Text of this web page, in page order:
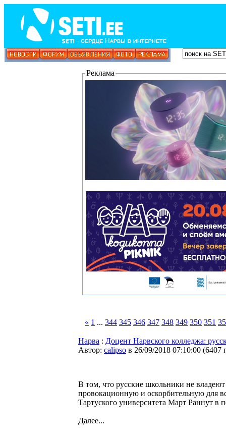
Реклама
« 1 ... 344 345 346 347 348 349 350 351
Нарва : Доцент Нарвского колледжа:
Автор: calipso в 26/09/2018 07:10:00 (6407
В том, что русские школьники не
провокационную и оскорбительную для
Тартуского университета Март Раннут в
Далее...